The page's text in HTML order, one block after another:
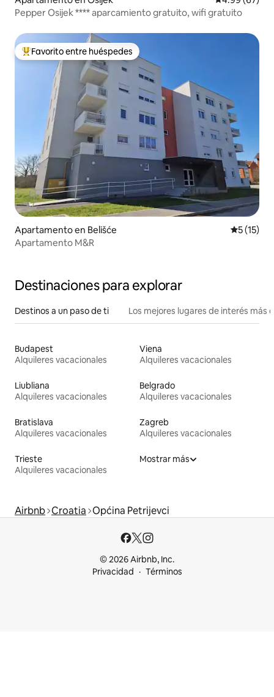
Pepper Osijek **** aparcamiento gratuito, wifi gratuito
Favorito entre huéspedes preferido
Favorito entre huéspedes
Apartamento en Belišće
5 (15)
Apartamento M&R
Destinaciones para explorar
Destinos a un paso de ti Los mejores lugares de interés más
Budapest
Alquileres vacacionales
Viena
Alquileres vacacionales
Liubliana
Alquileres vacacionales
Belgrado
Alquileres vacacionales
Bratislava
Alquileres vacacionales
Zagreb
Alquileres vacacionales
Trieste
Alquileres vacacionales
Mostrar más
Airbnb Croatia Općina Petrijevci
© 2026 Airbnb, Inc.
Privacidad
Términos